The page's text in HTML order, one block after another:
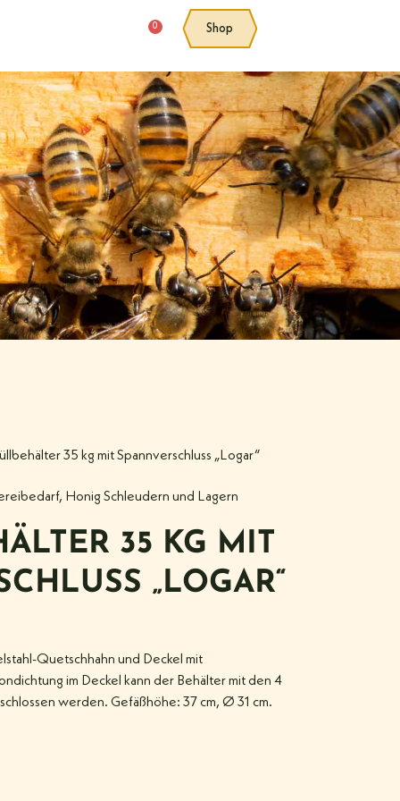
0 Shop
35 kg mit Spannverschluss „Logar“
, Honig Schleudern und Lagern
35 KG MIT
„LOGAR“
Quetschhahn und Deckel mit
im Deckel kann der Behälter mit den 4
werden. Gefäßhöhe: 37 cm, Ø 31 cm.